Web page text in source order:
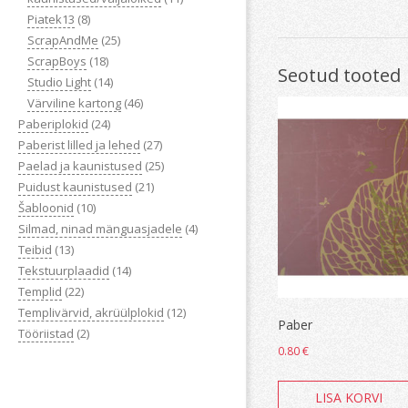
Piatek13 (8)
ScrapAndMe (25)
ScrapBoys (18)
Studio Light (14)
Värviline kartong (46)
Paberiplokid (24)
Paberist lilled ja lehed (27)
Paelad ja kaunistused (25)
Puidust kaunistused (21)
Šabloonid (10)
Silmad, ninad mänguasjadele (4)
Teibid (13)
Tekstuurplaadid (14)
Templid (22)
Templivärvid, akrüülplokid (12)
Tööriistad (2)
Seotud tooted
Paber
0.80€
LISA KORVI